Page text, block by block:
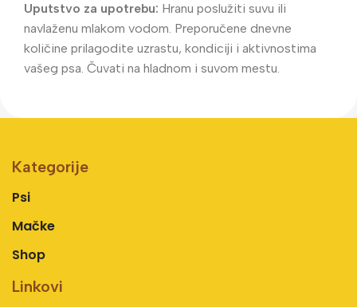
Uputstvo za upotrebu: Hranu poslužiti suvu ili
navlaženu mlakom vodom. Preporučene dnevne
količine prilagodite uzrastu, kondiciji i aktivnostima
vašeg psa. Čuvati na hladnom i suvom mestu.
Kategorije
Psi
Mačke
Shop
Linkovi